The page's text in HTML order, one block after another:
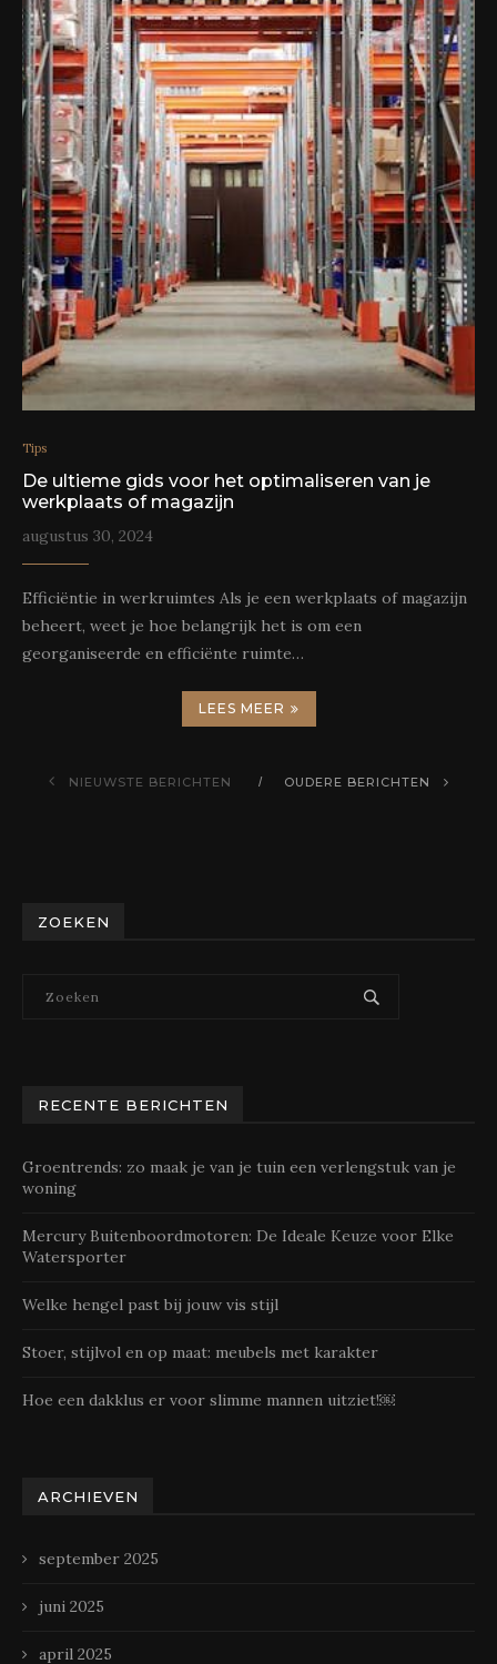
Tips
De ultieme gids voor het optimaliseren van je
werkplaats of magazijn
augustus 30, 2024
Efficiëntie in werkruimtes Als je een werkplaats of magazijn
beheert, weet je hoe belangrijk het is om een
georganiseerde en efficiënte ruimte…
LEES MEER
NIEUWSTE BERICHTEN OUDERE BERICHTEN
ZOEKEN
RECENTE BERICHTEN
Groentrends: zo maak je van je tuin een verlengstuk van je
woning
Mercury Buitenboordmotoren: De Ideale Keuze voor Elke
Watersporter
Welke hengel past bij jouw vis stijl
Stoer, stijlvol en op maat: meubels met karakter
Hoe een dakklus er voor slimme mannen uitziet!￼
ARCHIEVEN
september 2025
juni 2025
april 2025